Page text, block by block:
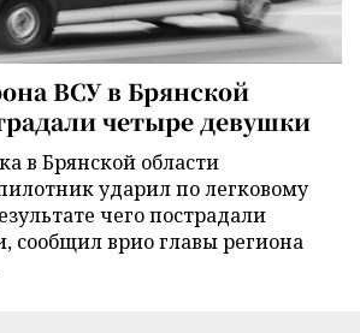
ВСУ в Брянской
четыре девушки
в Брянской области
ударил по легковому
чего пострадали
сообщил врио главы региона